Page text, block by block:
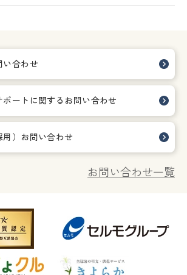
い合わせ
ートに関する お問い合わせ
）お問い合わせ
お問い合わせ一覧